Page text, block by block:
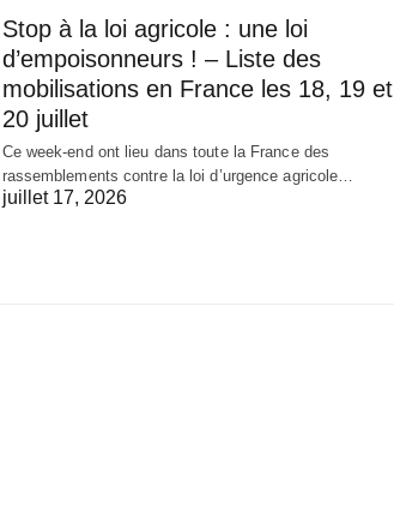
Stop à la loi agricole : une loi
d’empoisonneurs ! – Liste des
mobilisations en France les 18, 19 et
20 juillet
Ce week-end ont lieu dans toute la France des
rassemblements contre la loi d’urgence agricole…
juillet 17, 2026